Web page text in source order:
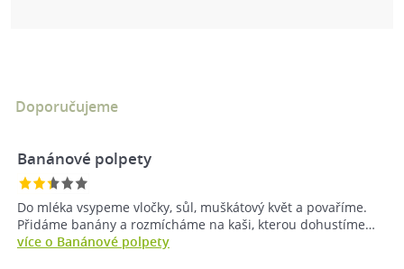
Doporučujeme
Banánové polpety
Do mléka vsypeme vločky, sůl, muškátový květ a povaříme.
Přidáme banány a rozmícháme na kaši, kterou dohustíme…
více o Banánové polpety